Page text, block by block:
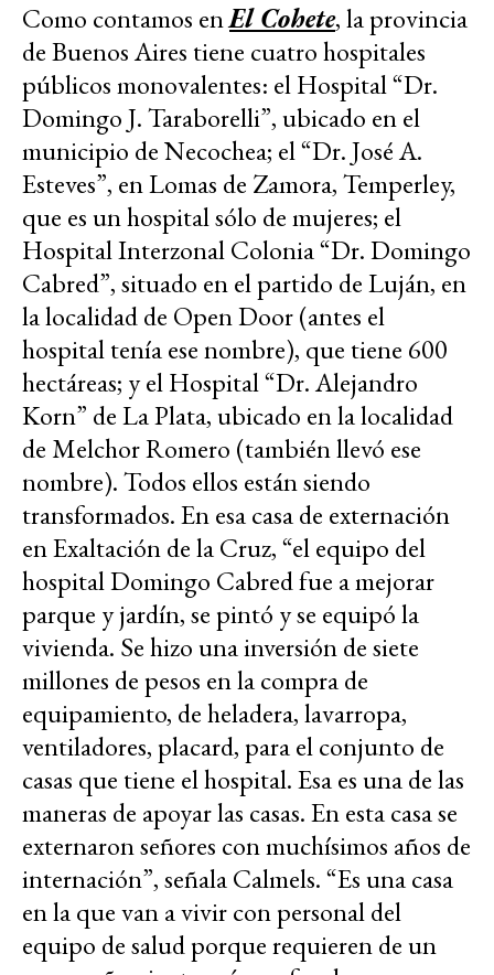
Como contamos enEl Cohete, la provincia
de Buenos Aires tiene cuatro hospitales
públicos monovalentes: el Hospital “Dr.
Domingo J. Taraborelli”, ubicado en el
municipio de Necochea; el “Dr. José A.
Esteves”, en Lomas de Zamora, Temperley,
que es un hospital sólo de mujeres; el
Hospital Interzonal Colonia “Dr. Domingo
Cabred”, situado en el partido de Luján, en
la localidad de Open Door (antes el
hospital tenía ese nombre), que tiene 600
hectáreas; y el Hospital “Dr. Alejandro
Korn” de La Plata, ubicado en la localidad
de Melchor Romero (también llevó ese
nombre). Todos ellos están siendo
transformados. En esa casa de externación
en Exaltación de la Cruz, “el equipo del
hospital Domingo Cabred fue a mejorar
parque y jardín, se pintó y se equipó la
vivienda. Se hizo una inversión de siete
millones de pesos en la compra de
equipamiento, de heladera, lavarropa,
ventiladores, placard, para el conjunto de
casas que tiene el hospital. Esa es una de las
maneras de apoyar las casas. En esta casa se
externaron señores con muchísimos años de
internación”, señala Calmels. “Es una casa
en la que van a vivir con personal del
equipo de salud porque requieren de un